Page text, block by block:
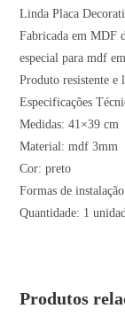
Linda Placa
Fabricada em MDF
especial para mdf
Produto resistente e
Especificações
Medidas: 41×39 cm
Material: mdf 3mm
Cor: preto
Formas de
Quantidade: 1
Produtos